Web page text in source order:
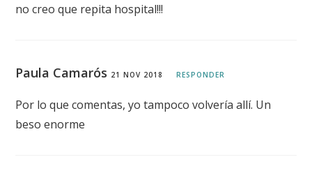
no creo que repita hospital!!!
Paula Camarós 21 NOV 2018 RESPONDER
Por lo que comentas, yo tampoco volvería allí. Un
beso enorme